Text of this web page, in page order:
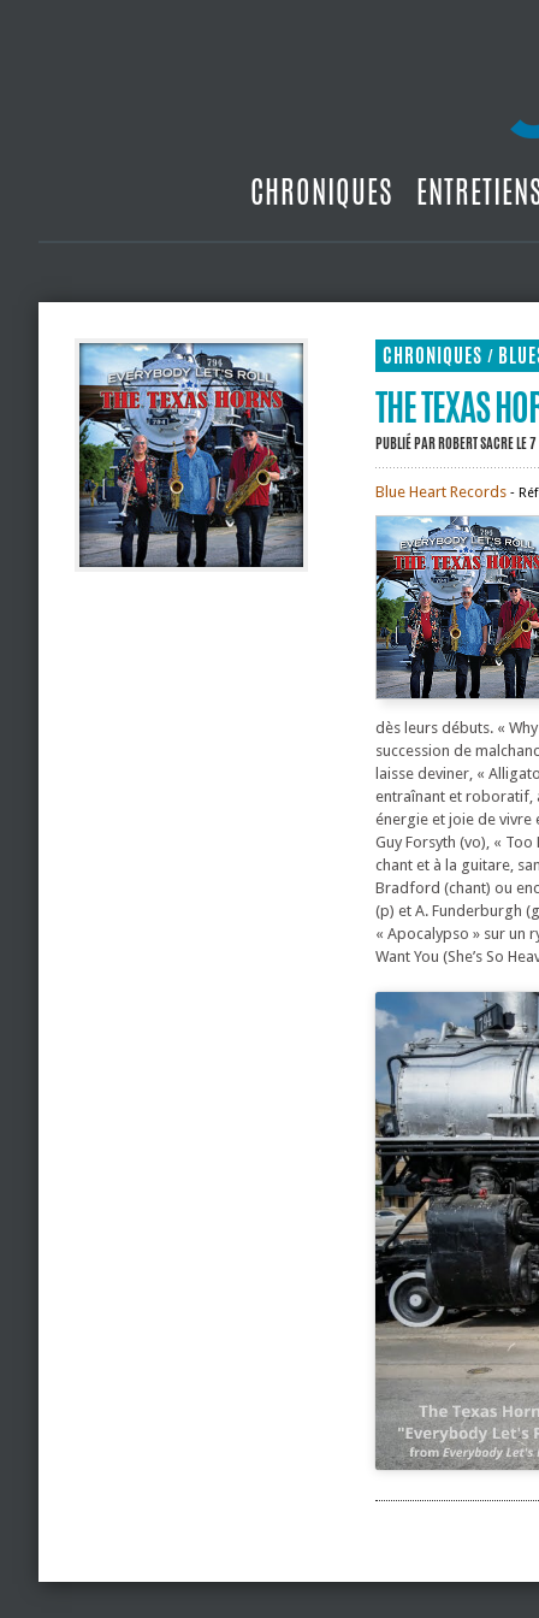
CHRONIQUES
CHRONIQUES /
THE TEXAS
PUBLIÉ PARROBERT SACRELE
Blue Heart Records ‐
dès leurs débuts. «
succession de
laisse deviner, «
entraînant et roboratif,
énergie et joie de vivre
Guy Forsyth (vo), «
chant et à la guitare,
Bradford (chant) ou
(p) et A. Funderburgh
« Apocalypso » sur un
Want You (She’s So